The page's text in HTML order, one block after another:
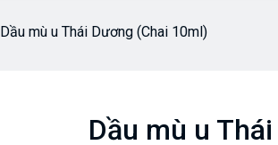
Dầu mù u Thái Dương (Chai 10ml)
Dầu mù u